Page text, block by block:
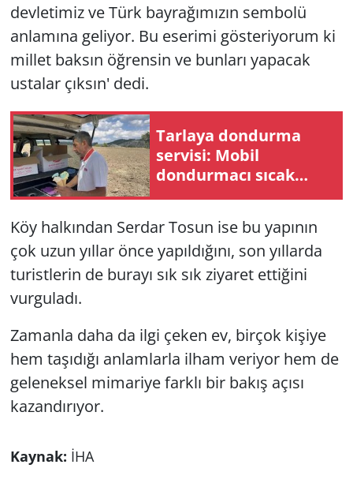
devletimiz ve Türk bayrağımızın sembolü
anlamına geliyor. Bu eserimi gösteriyorum ki
millet baksın öğrensin ve bunları yapacak
ustalar çıksın' dedi.
Tarlaya dondurma
servisi: Mobil
dondurmacı sıcak
altında çalışan
Köy halkından Serdar Tosun ise bu yapının
çok uzun yıllar önce yapıldığını, son yıllarda
turistlerin de burayı sık sık ziyaret ettiğini
vurguladı.
Zamanla daha da ilgi çeken ev, birçok kişiye
hem taşıdığı anlamlarla ilham veriyor hem de
geleneksel mimariye farklı bir bakış açısı
kazandırıyor.
Kaynak: İHA